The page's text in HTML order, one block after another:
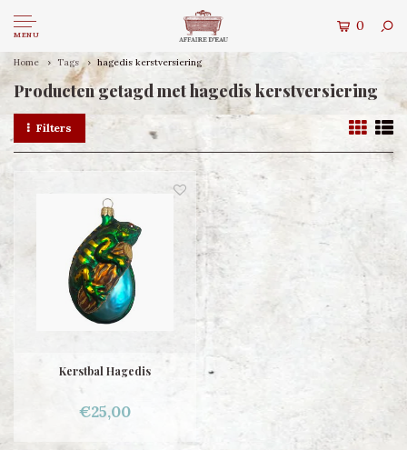
MENU
0
Home Tags hagedis kerstversiering
Producten getagd met hagedis kerstversiering
Filters
Kerstbal Hagedis
€25,00